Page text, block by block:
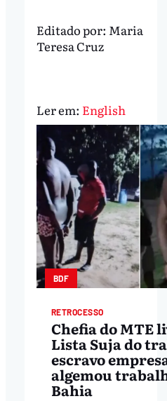
Editado por: Maria
Teresa Cruz
Ler em: English
BDF
RETROCESSO
Chefia do MTE
Lista Suja do
escravo
algemou
Bahia